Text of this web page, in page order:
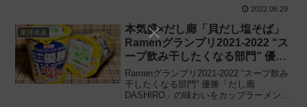
の新たな挑戦「マジ盛 ど豚骨醤油」を食
べてみた感想と評価・レビューです。
2022.06.29
東洋水産
本気盛×だし廊「貝だし塩そば」
Ramenグランプリ2021-2022 “ス
ープ飲み干したくなる部門” 優勝
の味を商品化!! しかし‥‥
Ramenグランプリ2021-2022 “スープ飲み
干したくなる部門” 優勝「だし廊
DASHIRO」の味わいをカップラーメンと